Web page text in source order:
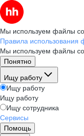
Мы используем файлы
Правила использования
Мы используем файлы
Понятно
Ищу работу
Ищу работу
Ищу работу
Ищу сотрудника
Сервисы
Помощь